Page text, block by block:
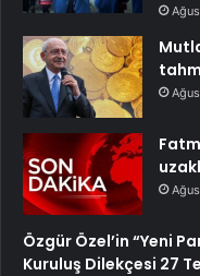
Özgür Özel’in “Yeni
Kuruluş Dilekçesi 27